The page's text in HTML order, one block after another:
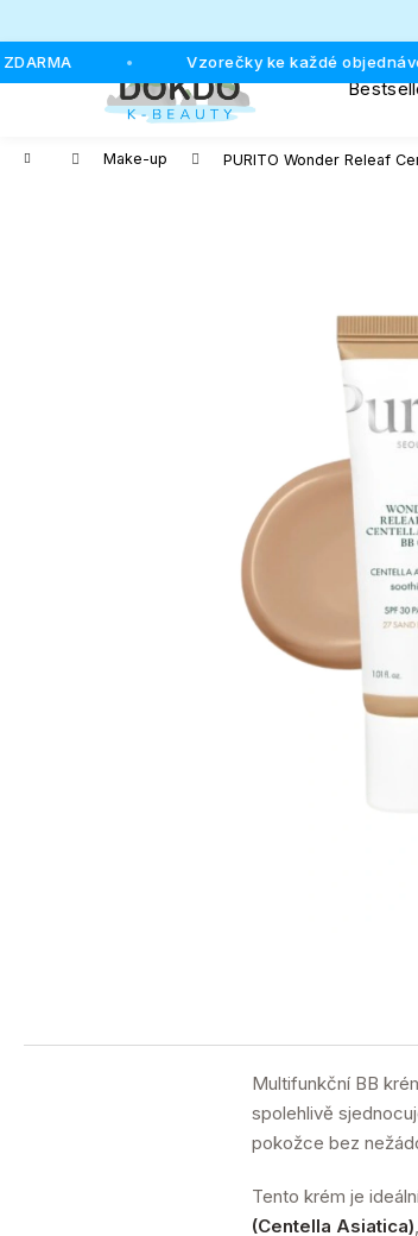
Vzorečky ke každé
na
Domů Make-up PURITO Wonder Releaf
Multifunkční BB
spolehlivě
pokožce bez
Tento krém je
(Centella Asiatica),
o
š